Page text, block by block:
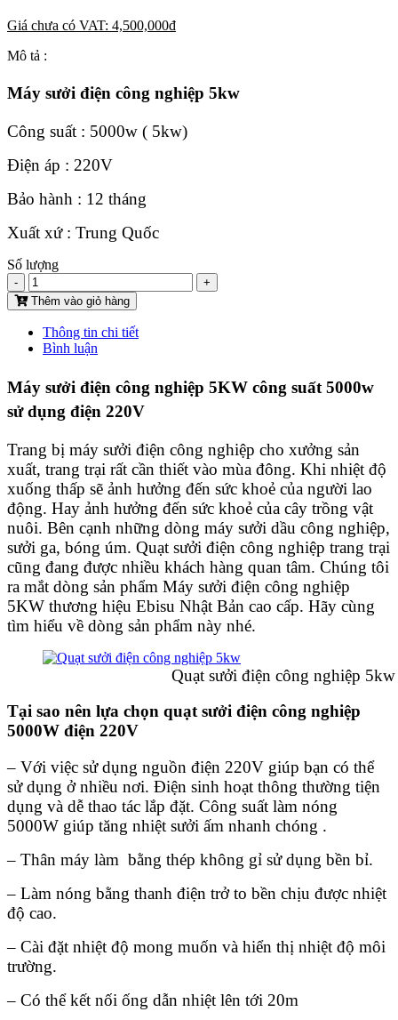
Giá chưa có VAT: 4,500,000đ
Mô tả :
Máy sưởi điện công nghiệp 5kw
Công suất : 5000w ( 5kw)
Điện áp : 220V
Bảo hành : 12 tháng
Xuất xứ : Trung Quốc
Số lượng
-
+
Thêm vào giỏ hàng
Thông tin chi tiết
Bình luận
Máy sưởi điện công nghiệp 5KW công suất 5000w
sử dụng điện 220V
Trang bị máy sưởi điện công nghiệp cho xưởng sản
xuất, trang trại rất cần thiết vào mùa đông. Khi nhiệt độ
xuống thấp sẽ ảnh hưởng đến sức khoẻ của người lao
động. Hay ảnh hưởng đến sức khoẻ của cây trồng vật
nuôi. Bên cạnh những dòng máy sưởi dầu công nghiệp,
sưởi ga, bóng úm. Quạt sưởi điện công nghiệp trang trại
cũng đang được nhiều khách hàng quan tâm. Chúng tôi
ra mắt dòng sản phẩm Máy sưởi điện công nghiệp
5KW thương hiệu Ebisu Nhật Bản cao cấp. Hãy cùng
tìm hiểu về dòng sản phẩm này nhé.
Quạt sưởi điện công nghiệp 5kw
Tại sao nên lựa chọn quạt sưởi điện công nghiệp
5000W điện 220V
– Với việc sử dụng nguồn điện 220V giúp bạn có thể
sử dụng ở nhiều nơi. Điện sinh hoạt thông thường tiện
dụng và dễ thao tác lắp đặt. Công suất làm nóng
5000W giúp tăng nhiệt sưởi ấm nhanh chóng .
– Thân máy làm bằng thép không gỉ sử dụng bền bỉ.
– Làm nóng bằng thanh điện trở to bền chịu được nhiệt
độ cao.
– Cài đặt nhiệt độ mong muốn và hiển thị nhiệt độ môi
trường.
– Có thể kết nối ống dẫn nhiệt lên tới 20m